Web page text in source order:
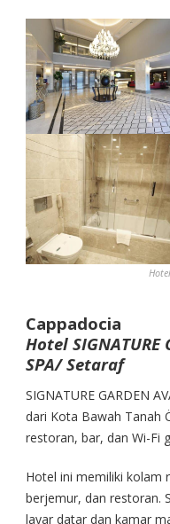
Cappadocia
Hotel SIGNATURE
SPA/ Setaraf
SIGNATURE GARDEN
dari Kota Bawah Tanah
restoran, bar, dan Wi-Fi
Hotel ini memiliki kolam
berjemur, dan restoran.
layar datar dan kamar